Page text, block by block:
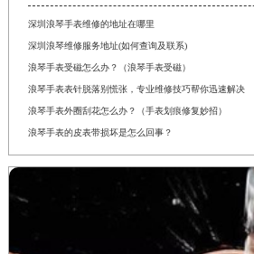
深圳浪琴手表维修的地址在哪里
深圳浪琴维修服务地址(如何查询及联系)
浪琴手表受磁怎么办？（浪琴手表受磁）
浪琴手表表针脱落别慌张，专业维修技巧帮你迅速解决
浪琴手表外圈刮花怎么办？（手表划痕修复妙招）
浪琴手表的皮表带损坏是怎么回事？